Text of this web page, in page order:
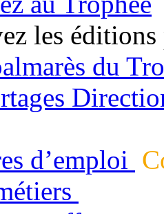
les éditions
du
d’emploi